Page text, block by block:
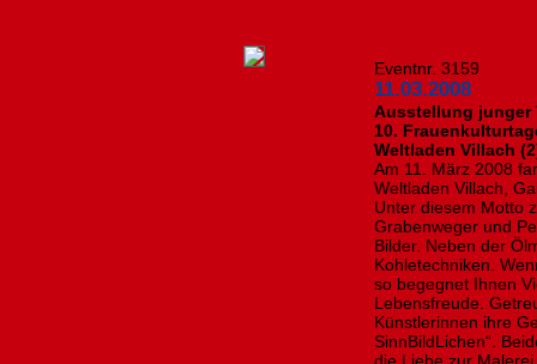
Eventnr. 3159
11.03.2008
Ausstellung junger
10.
Weltladen Villach
Am 11. März 2008
Weltladen Villach,
Unter diesem Motto
Grabenweger und
Bilder. Neben der
Kohletechniken.
so begegnet Ihnen
Lebensfreude.
Künstlerinnen ihre
SinnBildLichen“.